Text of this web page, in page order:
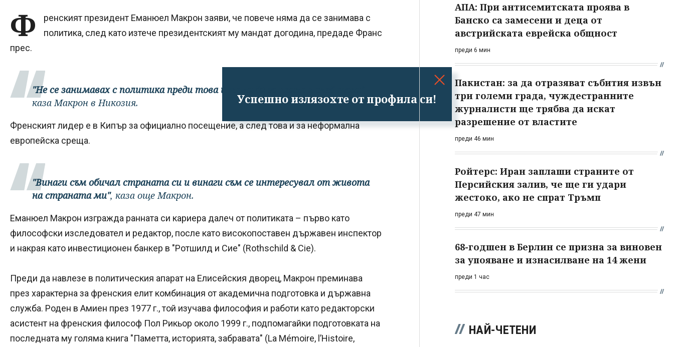
Успешно излязохте от профила си!
Ф
ренският президент Еманюел Макрон заяви, че повече няма да се занимава с
политика, след като изтече президентският му мандат догодина, предаде Франс
прес.
"Не се занимавах с политика преди това и няма да го правя и след това"
каза Макрон в Никозия.
Френският лидер е в Кипър за официално посещение, а след това и за неформална
европейска среща.
"Винаги съм обичал страната си и винаги съм се интересувал от живота
на страната ми", каза още Макрон.
Еманюел Макрон изгражда ранната си кариера далеч от политиката – първо като
философски изследовател и редактор, после като високопоставен държавен инспектор
и накрая като инвестиционен банкер в "Ротшилд и Сие" (Rothschild & Cie).
Преди да навлезе в политическия апарат на Елисейския дворец, Макрон преминава
през характерна за френския елит комбинация от академична подготовка и държавна
служба. Роден в Амиен през 1977 г., той изучава философия и работи като редакторски
асистент на френския философ Пол Рикьор около 1999 г., подпомагайки подготовката на
последната му голяма книга "Паметта, историята, забравата" (La Mémoire, l’Histoire,
АПА: При антисемитската проява в
Банско са замесени и деца от
австрийската еврейска общност
преди 6 мин
Пакистан: за да отразяват събития извън
три големи града, чуждестранните
журналисти ще трябва да искат
разрешение от властите
преди 46 мин
Ройтерс: Иран заплаши страните от
Персийския залив, че ще ги удари
жестоко, ако не спрат Тръмп
преди 47 мин
68-годшен в Берлин се призна за виновен
за упояване и изнасилване на 14 жени
преди 1 час
НАЙ-ЧЕТЕНИ